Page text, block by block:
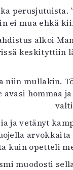
Levyt
Kirjat
In
Arkisto
perusjutuista.
ei mua ehkä
alkoi
keskityttiin
niin mullakin.
avasi
ja vetänyt
kuin opetteli
muodosti